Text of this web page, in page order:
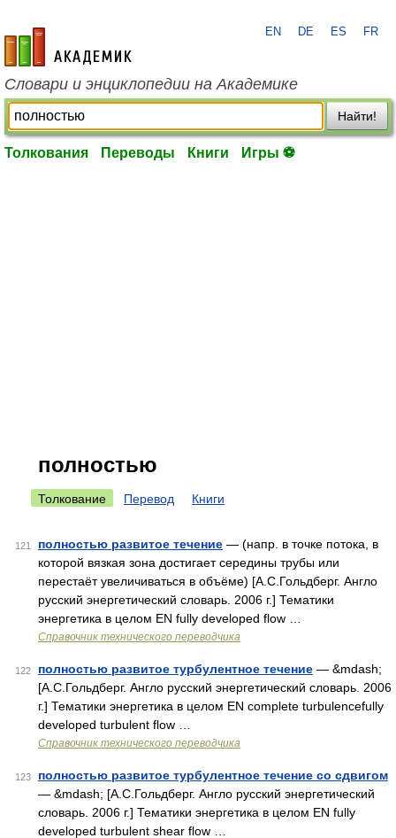
academic.ru
EN DE ES FR
Словари и энциклопедии на Академике
Найти!
Толкования Переводы Книги Игры ⚽
полностью
Толкование Перевод Книги
121 полностью развитое течение — (напр. в точке потока, в
которой вязкая зона достигает середины трубы или
перестаёт увеличиваться в объёме) [А.С.Гольдберг. Англо
русский энергетический словарь. 2006 г.] Тематики
энергетика в целом EN fully developed flow …
Справочник технического переводчика
122 полностью развитое турбулентное течение — &mdash;
[А.С.Гольдберг. Англо русский энергетический словарь. 2006
г.] Тематики энергетика в целом EN complete turbulencefully
developed turbulent flow …
Справочник технического переводчика
123
полностью развитое турбулентное течение со сдвигом
— &mdash; [А.С.Гольдберг. Англо русский энергетический
словарь. 2006 г.] Тематики энергетика в целом EN fully
developed turbulent shear flow …